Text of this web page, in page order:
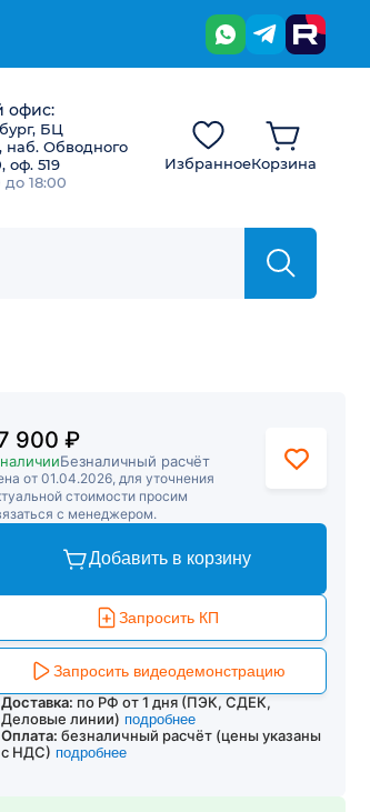
офис:
БЦ
наб. Обводного
оф. 519
18:00
ИзбранноеКорзина
900 ₽
Безналичный расчёт
от 01.04.2026, для уточнения
стоимости просим
с менеджером.
Добавить в корзину
Запросить КП
Запросить видеодемонстрацию
Доставка: по РФ от 1 дня (ПЭК, СДЕК,
Деловые линии) подробнее
Оплата: безналичный расчёт (цены указаны
с НДС) подробнее